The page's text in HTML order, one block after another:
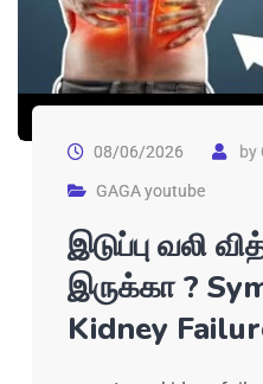
08/06/2026 by
GAGA youtube
இடுப்பு வலி
இருக்கா ?
Kidney